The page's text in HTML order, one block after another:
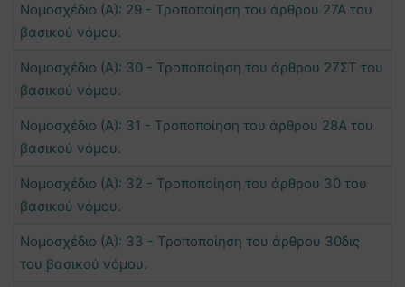
Νομοσχέδιο (Α): 29 - Τροποποίηση του άρθρου 27Α του
βασικού νόμου.
Νομοσχέδιο (Α): 30 - Τροποποίηση του άρθρου 27ΣΤ του
βασικού νόμου.
Νομοσχέδιο (Α): 31 - Τροποποίηση του άρθρου 28Α του
βασικού νόμου.
Νομοσχέδιο (Α): 32 - Τροποποίηση του άρθρου 30 του
βασικού νόμου.
Νομοσχέδιο (Α): 33 - Τροποποίηση του άρθρου 30δις
του βασικού νόμου.